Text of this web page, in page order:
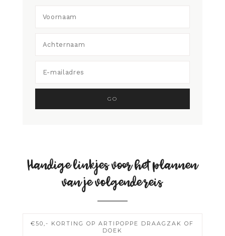
Handige linkjes voor het plannen
van je volgende reis
€50,- KORTING OP ARTIPOPPE DRAAGZAK OF
DOEK